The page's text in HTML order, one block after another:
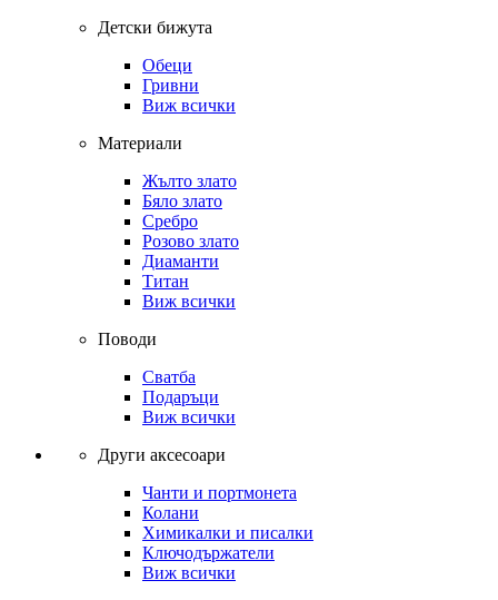
Детски бижута
Обеци
Гривни
Виж всички
Материали
Жълто злато
Бяло злато
Сребро
Розово злато
Диаманти
Титан
Виж всички
Поводи
Сватба
Подаръци
Виж всички
Други аксесоари
Чанти и портмонета
Колани
Химикалки и писалки
Ключодържатели
Виж всички